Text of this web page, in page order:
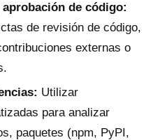
de código:
de revisión de código,
externas o
Utilizar
para analizar
paquetes (npm, PyPI,